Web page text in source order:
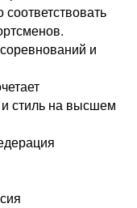
и
стиль на высшем